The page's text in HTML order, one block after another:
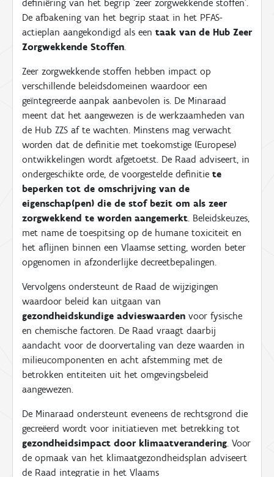
definiëring van het begrip ‘zeer zorgwekkende stoffen’.
De afbakening van het begrip staat in het PFAS-
actieplan aangekondigd als een taak van de Hub Zeer
Zorgwekkende Stoffen.
Zeer zorgwekkende stoffen hebben impact op
verschillende beleidsdomeinen waardoor een
geïntegreerde aanpak aanbevolen is. De Minaraad
meent dat het aangewezen is de werkzaamheden van
de Hub ZZS af te wachten. Minstens mag verwacht
worden dat de definitie met toekomstige (Europese)
ontwikkelingen wordt afgetoetst. De Raad adviseert, in
ondergeschikte orde, de voorgestelde definitie te
beperken tot de omschrijving van de
eigenschap(pen) die de stof bezit om als zeer
zorgwekkend te worden aangemerkt. Beleidskeuzes,
met name de toespitsing op de humane toxiciteit en
het aflijnen binnen een Vlaamse setting, worden beter
opgenomen in afzonderlijke decreetbepalingen.
Vervolgens ondersteunt de Raad de wijzigingen
waardoor beleid kan uitgaan van
gezondheidskundige advieswaarden voor fysische
en chemische factoren. De Raad vraagt daarbij
aandacht voor de doorvertaling van deze waarden in
milieucomponenten en acht afstemming met de
betrokken entiteiten uit het omgevingsbeleid
aangewezen.
De Minaraad ondersteunt eveneens de rechtsgrond die
gecreëerd wordt voor initiatieven met betrekking tot
gezondheidsimpact door klimaatverandering. Voor
de opmaak van het klimaatgezondheidsplan adviseert
de Raad integratie in het Vlaams